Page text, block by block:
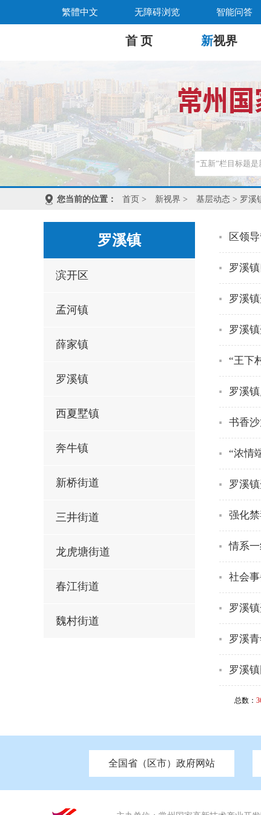
繁體中文 无障碍浏览 智能问答
首 页 新视界
您当前的位置： 首页 > 新视界 > 基层动态 > 罗溪
罗溪镇
滨开区
孟河镇
薛家镇
罗溪镇
西夏墅镇
奔牛镇
新桥街道
三井街道
龙虎塘街道
春江街道
魏村街道
区领
罗溪
罗溪
罗溪
“王下
罗溪
书香
“浓情
罗溪
强化
情系
社会
罗溪
罗溪
罗溪
总数：
全国省（区市）政府网站
北京 天津 重庆 河南 河北
中国江苏 南京市政府 苏州市
市发改委 市工信局 市教育局
市应急管理局 市审计局 市外事